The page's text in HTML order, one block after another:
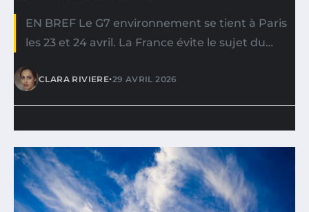
EN BREF Le G7 environnement se tient à Paris
les 23 et 24 avril. La France évite le sujet du…
CLARA RIVIERE•29 AVRIL 2026